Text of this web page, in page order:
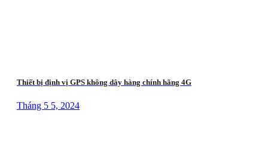
Thiết bị định vị GPS không dây hàng chính hãng 4G
Tháng 5 5, 2024